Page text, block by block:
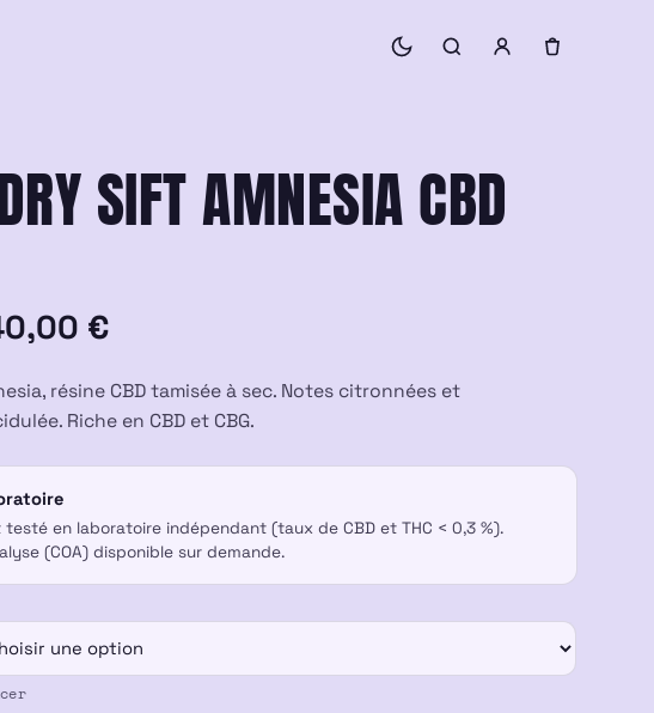
SIFT AMNESIA CBD
€
résine CBD tamisée à sec. Notes citronnées et
Riche en CBD et CBG.
en laboratoire indépendant (taux de CBD et THC < 0,3 %).
(COA) disponible sur demande.